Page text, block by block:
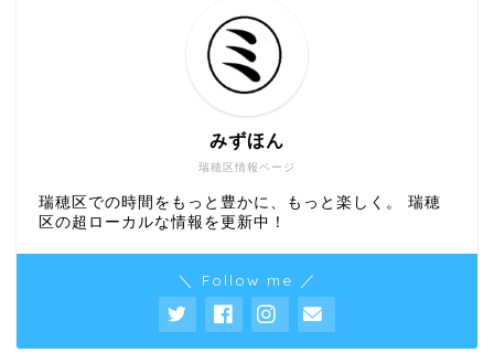
瑞穂区情報ページ
みずほん
瑞穂区での時間をもっと豊かに、もっと楽しく。 瑞穂
区の超ローカルな情報を更新中！
＼ Follow me ／